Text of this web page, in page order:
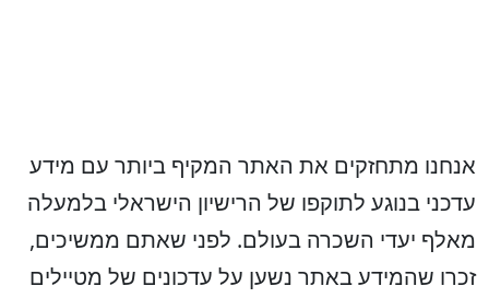
אנחנו מתחזקים את האתר המקיף ביותר עם מידע
עדכני בנוגע לתוקפו של הרישיון הישראלי בלמעלה
מאלף יעדי השכרה בעולם. לפני שאתם ממשיכים,
זכרו שהמידע באתר נשען על עדכונים של מטיילים